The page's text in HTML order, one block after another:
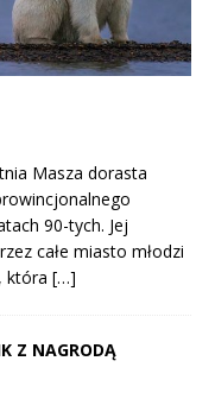
Masza dorasta
90-tych. Jej
całe miasto młodzi
która […]
Z NAGRODĄ